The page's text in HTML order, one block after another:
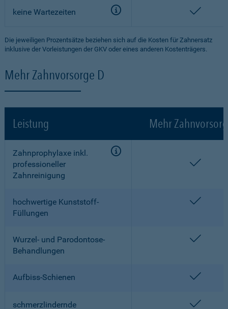
keine Wartezeiten
Die jeweiligen Prozentsätze beziehen sich auf die Kosten für Zahnersatz
inklusive der Vorleistungen der GKV oder eines anderen Kostenträgers.
Mehr Zahnvorsorge D
Leistung Mehr
Zahnprophylaxe inkl.
professioneller
Zahnreinigung
hochwertige Kunststoff-
Füllungen
Wurzel- und Parodontose-
Behandlungen
Aufbiss-Schienen
schmerzlindernde